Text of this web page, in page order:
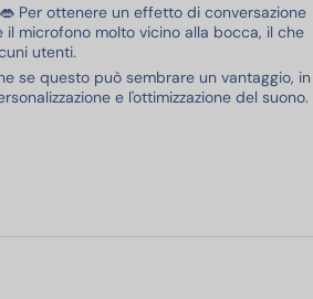
Per ottenere un effetto di conversazione
il microfono molto vicino alla bocca, il che
utenti.
se questo può sembrare un vantaggio, in
e l'ottimizzazione del suono.